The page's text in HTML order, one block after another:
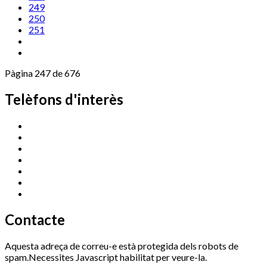
249
250
251
Pàgina 247 de 676
Telèfons d'interès
Contacte
Aquesta adreça de correu-e està protegida dels robots de
spam.Necessites Javascript habilitat per veure-la.